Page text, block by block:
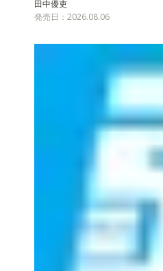
田中優吏
発売日：2026.08.06